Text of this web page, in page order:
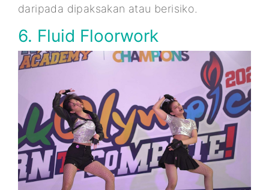
daripada dipaksakan atau berisiko.
6. Fluid Floorwork